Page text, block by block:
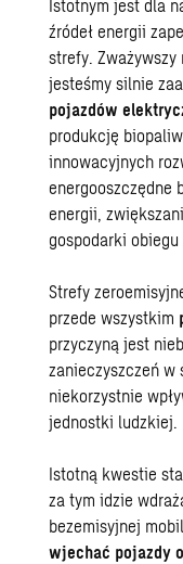
Istotnym jest dla
źródeł energii
strefy.
jesteśmy silnie
pojazdów
produkcję
innowacyjnych
energooszczędne
energii,
gospodarki
Strefy
przede wszystkim
przyczyną jest
zanieczyszczeń
niekorzystnie
jednostki ludzkiej.
Istotną kwestie
za tym idzie
bezemisyjnej
wjechać pojazdy